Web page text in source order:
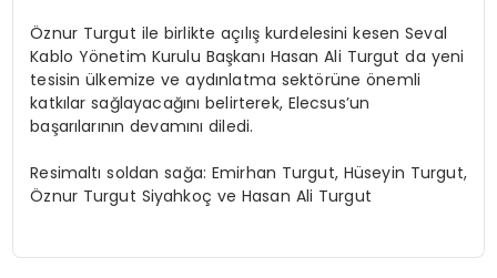
Öznur Turgut ile birlikte açılış kurdelesini kesen Seval
Kablo Yönetim Kurulu Başkanı Hasan Ali Turgut da yeni
tesisin ülkemize ve aydınlatma sektörüne önemli
katkılar sağlayacağını belirterek, Elecsus’un
başarılarının devamını diledi.
Resimaltı soldan sağa: Emirhan Turgut, Hüseyin Turgut,
Öznur Turgut Siyahkoç ve Hasan Ali Turgut